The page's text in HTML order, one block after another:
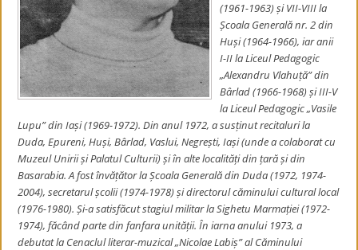
(1961-1963) și VII-VIII la
Școala Generală nr. 2 din
Huși (1964-1966), iar anii
I-II la Liceul Pedagogic
„Alexandru Vlahuță” din
Bârlad (1966-1968) și III-V
la Liceul Pedagogic „Vasile
Lupu” din Iași (1969-1972). Din anul 1972, a susținut recitaluri la
Duda, Epureni, Huși, Bârlad, Vaslui, Negrești, Iași (unde a colaborat cu
Muzeul Unirii și Palatul Culturii) și în alte localități din țară și din
Basarabia. A fost învățător la Școala Generală din Duda (1972, 1974-
2004), secretarul școlii (1974-1978) și directorul căminului cultural local
(1976-1980). Și-a satisfăcut stagiul militar la Sighetu Marmației (1972-
1974), făcând parte din fanfara unității. În iarna anului 1973, a
debutat la Cenaclul literar-muzical „Nicolae Labiș” al Căminului